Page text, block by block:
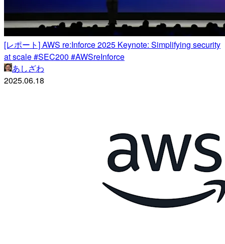
[レポート] AWS re:Inforce 2025 Keynote: Simplifying security
at scale #SEC200 #AWSreInforce
あしざわ
2025.06.18